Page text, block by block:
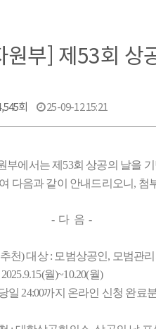
원부] 제53회 상
회 25-09-12 15:21
부에서는 제53회 상공의 날을
다음과 같이 안내드리오니,
음 -
천) 대상 : 모범상공인, 모범관
월)~10.20(월)
일 24:00까지 온라인 신청 완료